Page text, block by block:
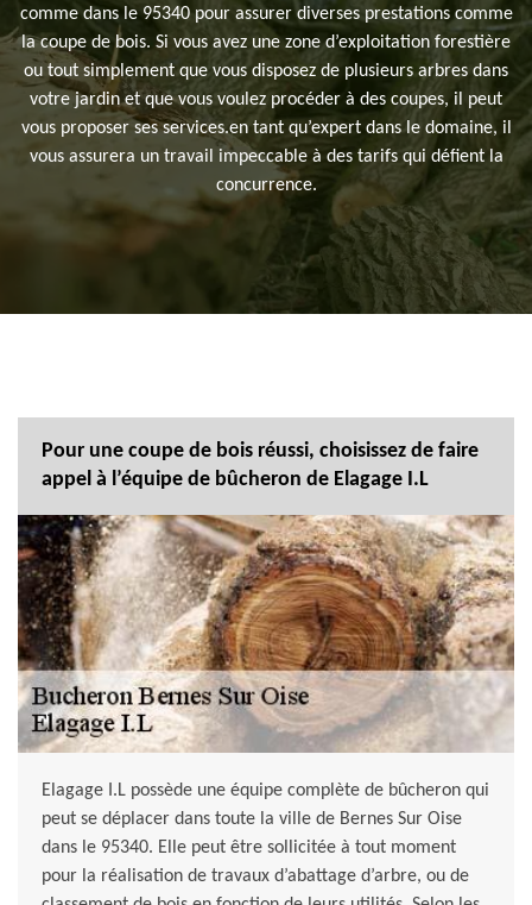
comme dans le 95340 pour assurer diverses prestations comme
la coupe de bois. Si vous avez une zone d’exploitation forestière
ou tout simplement que vous disposez de plusieurs arbres dans
votre jardin et que vous voulez procéder à des coupes, il peut
vous proposer ses services.en tant qu’expert dans le domaine, il
vous assurera un travail impeccable à des tarifs qui défient la
concurrence.
Pour une coupe de bois réussi, choisissez de faire
appel à l’équipe de bûcheron de Elagage I.L
Elagage I.L possède une équipe complète de bûcheron qui
peut se déplacer dans toute la ville de Bernes Sur Oise
dans le 95340. Elle peut être sollicitée à tout moment
pour la réalisation de travaux d’abattage d’arbre, ou de